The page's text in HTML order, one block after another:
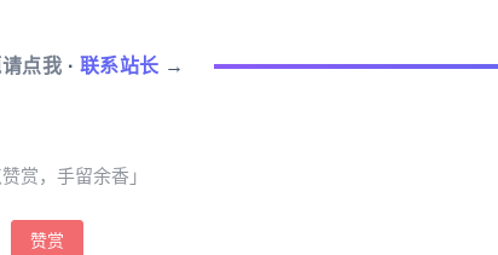
点我 · 联系站长 →
赏，手留余香」
赞赏